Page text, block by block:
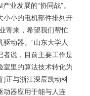
业发展的“协同战”。
小的电机部件排列开
寄来，希望我们帮忙
动器。”山东大学人
者说，目前主要工作是
室里的算法技术转化为
正与浙江深辰凯动科
动器应用于能与人连